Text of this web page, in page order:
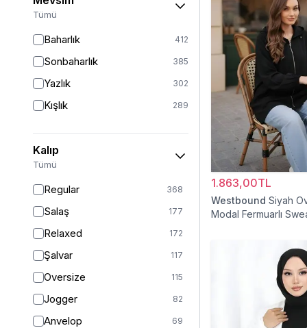
Tümü
Baharlık 412
Sonbaharlık 385
Yazlık 302
Kışlık 289
Kalıp
Tümü
Regular 368
Salaş 177
Relaxed 172
Şalvar 117
Oversize 115
Jogger 82
Anvelop 69
1.863,00TL
Westbound Siyah
Modal Fermuarlı